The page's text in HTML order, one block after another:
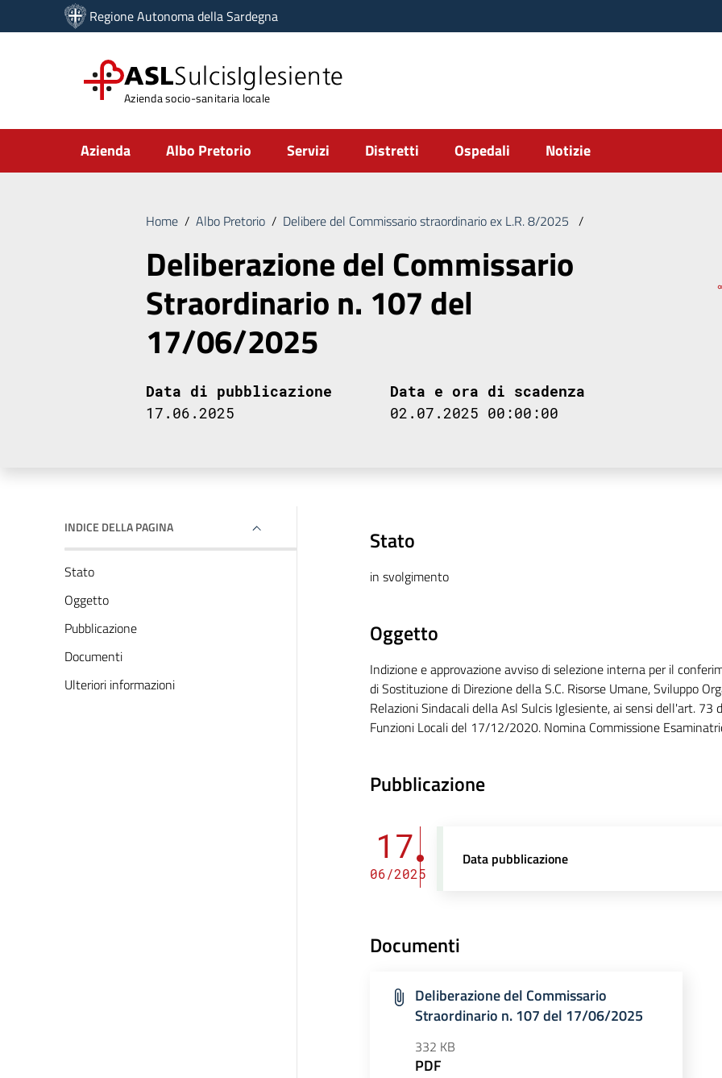
Vai ai contenuti
Vai al menu di navigazione
Regione Autonoma della Sardegna
ASLSulcisIglesiente
Azienda socio-sanitaria locale
Submenu
Azienda Albo Pretorio Servizi Distretti Ospedali Notizie
Home / Albo Pretorio / Delibere del Commissario straordinario ex L.R. 8/2025 /
Deliberazione del Commissario
Straordinario n. 107 del
17/06/2025
Data di pubblicazione
17.06.2025
Data e ora di scadenza
02.07.2025 00:00:00
INDICE DELLA PAGINA
Stato
Oggetto
Pubblicazione
Documenti
Ulteriori informazioni
Stato
in svolgimento
Oggetto
Indizione e approvazione avviso di selezione interna per il
di Sostituzione di Direzione della S.C. Risorse Umane, Sviluppo
Relazioni Sindacali della Asl Sulcis Iglesiente, ai sensi dell'art. 73
Funzioni Locali del 17/12/2020. Nomina Commissione
Pubblicazione
17
06/2025
Data pubblicazione
Documenti
Deliberazione del Commissario
Straordinario n. 107 del 17/06/2025
332 KB
PDF